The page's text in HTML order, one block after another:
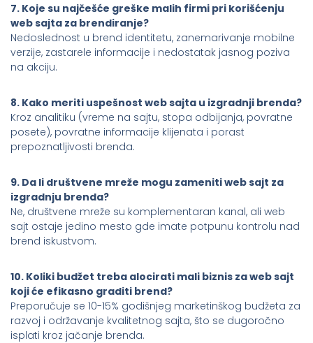
7. Koje su najčešće greške malih firmi pri korišćenju
web sajta za brendiranje?
Nedoslednost u brend identitetu, zanemarivanje mobilne
verzije, zastarele informacije i nedostatak jasnog poziva
na akciju.
8. Kako meriti uspešnost web sajta u izgradnji brenda?
Kroz analitiku (vreme na sajtu, stopa odbijanja, povratne
posete), povratne informacije klijenata i porast
prepoznatljivosti brenda.
9. Da li društvene mreže mogu zameniti web sajt za
izgradnju brenda?
Ne, društvene mreže su komplementaran kanal, ali web
sajt ostaje jedino mesto gde imate potpunu kontrolu nad
brend iskustvom.
10. Koliki budžet treba alocirati mali biznis za web sajt
koji će efikasno graditi brend?
Preporučuje se 10-15% godišnjeg marketinškog budžeta za
razvoj i održavanje kvalitetnog sajta, što se dugoročno
isplati kroz jačanje brenda.